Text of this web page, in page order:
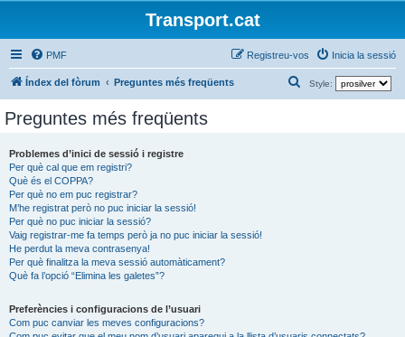
Transport.cat
PMF Inicia la sessió
Registreu-vos
Índex del fòrum Preguntes més freqüents Style:
e
Preguntes més freqüents
Problemes d’inici de sessió i registre
Per què cal que em registri?
Què és el COPPA?
Per què no em puc registrar?
M’he registrat però no puc iniciar la sessió!
Per què no puc iniciar la sessió?
Vaig registrar-me fa temps però ja no puc iniciar la sessió!
He perdut la meva contrasenya!
Per què finalitza la meva sessió automàticament?
Què fa l’opció “Elimina les galetes”?
Preferències i configuracions de l’usuari
Com puc canviar les meves configuracions?